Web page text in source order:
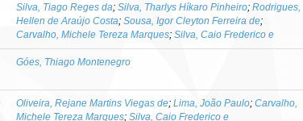
Silva, Tiago Reges da; Silva, Tharlys Híkaro Pinheiro; Rodrigues,
Hellen de Araújo Costa; Sousa, Igor Cleyton Ferreira de;
Carvalho, Michele Tereza Marques; Silva, Caio Frederico e
Góes, Thiago Montenegro
Oliveira, Rejane Martins Viegas de; Lima, João Paulo; Carvalho,
Michele Tereza Marques; Silva, Caio Frederico e